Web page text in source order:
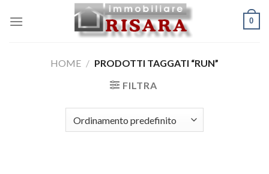
0
HOME / PRODOTTI TAGGATI “RUN”
FILTRA